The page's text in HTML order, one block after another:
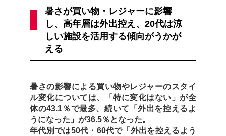
暑さが買い物・レジャーに影響
し、高年層は外出控え、20代は涼
しい施設を活用する傾向がうかが
える
暑さの影響による買い物やレジャーのスタイ
ル変化については、「特に変化はない」が全
体の43.1％で最多、続いて「外出を控えるよ
うになった」が36.5％となった。
年代別では50代・60代で「外出を控えるよう